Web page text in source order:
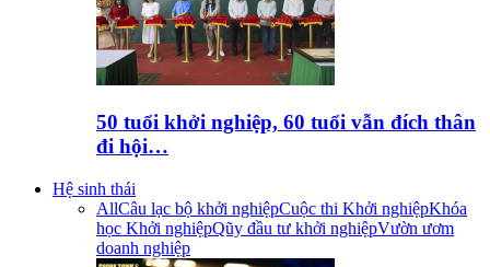
50 tuổi khởi nghiệp, 60 tuổi vẫn đích thân
đi hội…
Hệ sinh thái
AllCâu lạc bộ khởi nghiệpCuộc thi Khởi nghiệpKhóa
học Khởi nghiệpQũy đầu tư khởi nghiệpVườn ươm
doanh nghiệp